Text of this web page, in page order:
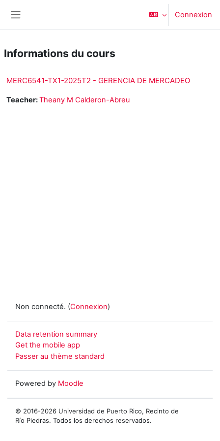
Connexion
Informations du cours
MERC6541-TX1-2025T2 - GERENCIA DE MERCADEO
Teacher:Theany M Calderon-Abreu
Non connecté. (Connexion)
Data retention summary
Get the mobile app
Passer au thème standard
Powered by Moodle
© 2016-2026 Universidad de Puerto Rico, Recinto de
Río Piedras. Todos los derechos reservados.